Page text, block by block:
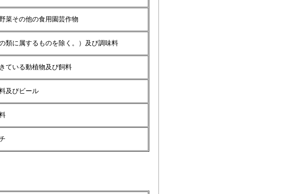
菜その他の食用園芸作物
類に属するものを除く。）及び調味料
ている動植物及び飼料
及びビール